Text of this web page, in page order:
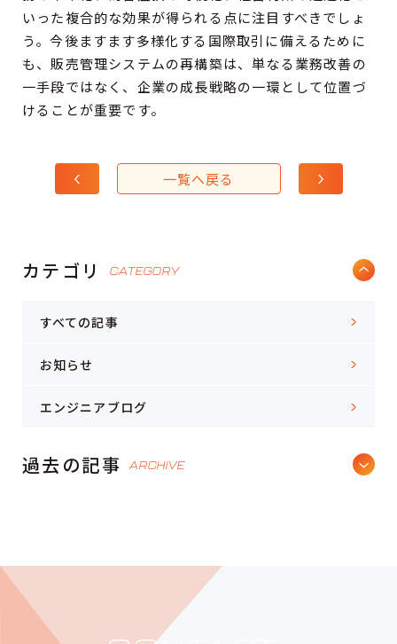
いった複合的な効果が得られる点に注目すべきでしょ
う。今後ますます多様化する国際取引に備えるために
も、販売管理システムの再構築は、単なる業務改善の
一手段ではなく、企業の成長戦略の一環として位置づ
けることが重要です。
一覧へ戻る
カテゴリ CATEGORY
すべての記事
お知らせ
エンジニアブログ
過去の記事 ARCHIVE